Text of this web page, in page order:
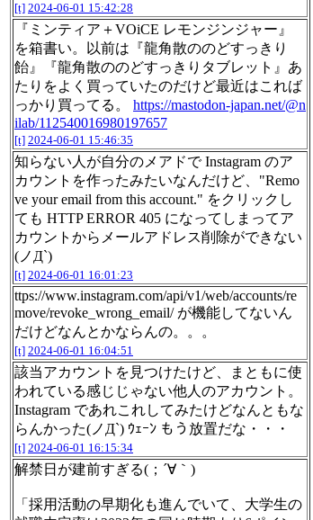
[t] 2024-06-01 15:42:28
『ミンティア＋VOiCE レモンジンジャー』
を箱書い。以前は『龍角散ののどすっきり
飴』『龍角散ののどすっきりタブレット』あ
たりをよく買っていたのだけど最近はこれば
っかり買ってる。 https://mastodon-japan.net/@n
ilab/112540016980197657
[t] 2024-06-01 15:46:35
知らない人が自分のメアドで Instagram のア
カウントを作ったみたいなんだけど、"Remo
ve your email from this account." をクリックし
ても HTTP ERROR 405 になってしまってア
カウントからメールアドレス削除ができない
(ノД`)
[t] 2024-06-01 16:01:23
ttps://www.instagram.com/api/v1/web/accounts/re
move/revoke_wrong_email/ が機能してないん
だけどなんとかならんの。。。
[t] 2024-06-01 16:04:51
該当アカウントを見つけたけど、まともに使
われている感じじゃない他人のアカウント。
Instagram であれこれしてみたけどなんともな
らんかった(ノД`) ｳｪｰﾝ もう放置だな・・・
[t] 2024-06-01 16:15:34
解禁日が建前すぎる(；´∀｀)
「採用活動の早期化も進んでいて、大学生の